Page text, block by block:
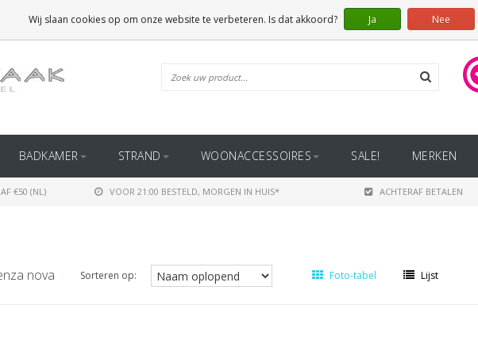
BELGIË)
BADKAMER STRAND WOONACCESSOIRES SALE! MERKEN
€50 (NL) VOOR 21:00 BESTELD, MORGEN IN HUIS* ACHTERAF BETALEN
nova Sorteren op: Foto-tabel Lijst
Wij slaan cookies op om onze website te verbeteren. Is dat akkoord? Ja Nee